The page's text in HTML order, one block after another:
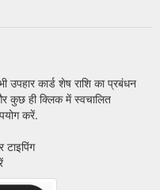
कार्ड शेष राशि का प्रबंधन
कुछ ही क्लिक में स्वचालित
करें.
टाइपिंग